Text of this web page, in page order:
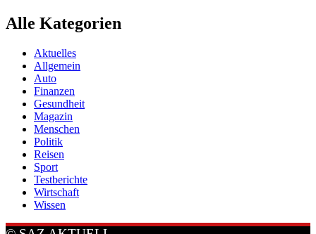
Alle Kategorien
Aktuelles
Allgemein
Auto
Finanzen
Gesundheit
Magazin
Menschen
Politik
Reisen
Sport
Testberichte
Wirtschaft
Wissen